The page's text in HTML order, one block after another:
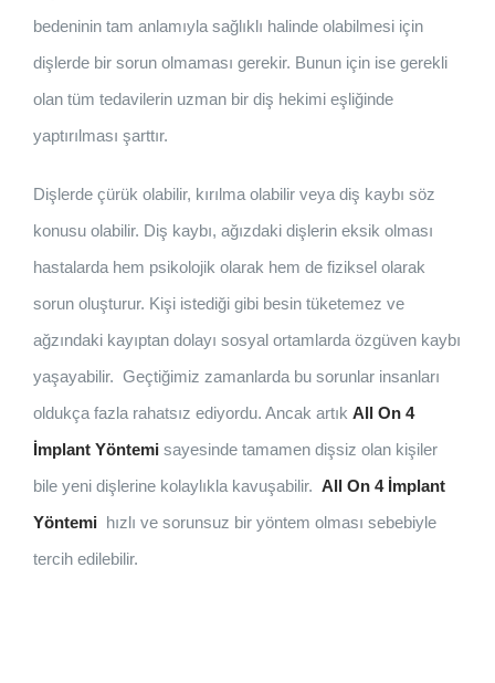
bedeninin tam anlamıyla sağlıklı halinde olabilmesi için
dişlerde bir sorun olmaması gerekir. Bunun için ise gerekli
olan tüm tedavilerin uzman bir diş hekimi eşliğinde
yaptırılması şarttır.
Dişlerde çürük olabilir, kırılma olabilir veya diş kaybı söz
konusu olabilir. Diş kaybı, ağızdaki dişlerin eksik olması
hastalarda hem psikolojik olarak hem de fiziksel olarak
sorun oluşturur. Kişi istediği gibi besin tüketemez ve
ağzındaki kayıptan dolayı sosyal ortamlarda özgüven kaybı
yaşayabilir. Geçtiğimiz zamanlarda bu sorunlar insanları
oldukça fazla rahatsız ediyordu. Ancak artık All On 4
İmplant Yöntemi sayesinde tamamen dişsiz olan kişiler
bile yeni dişlerine kolaylıkla kavuşabilir. All On 4 İmplant
Yöntemi hızlı ve sorunsuz bir yöntem olması sebebiyle
tercih edilebilir.